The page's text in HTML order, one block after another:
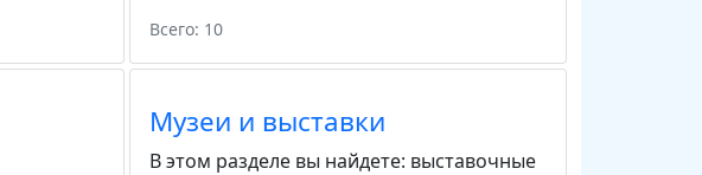
Всего: 10
Музеи и выставки
В этом разделе вы найдете: выставочные